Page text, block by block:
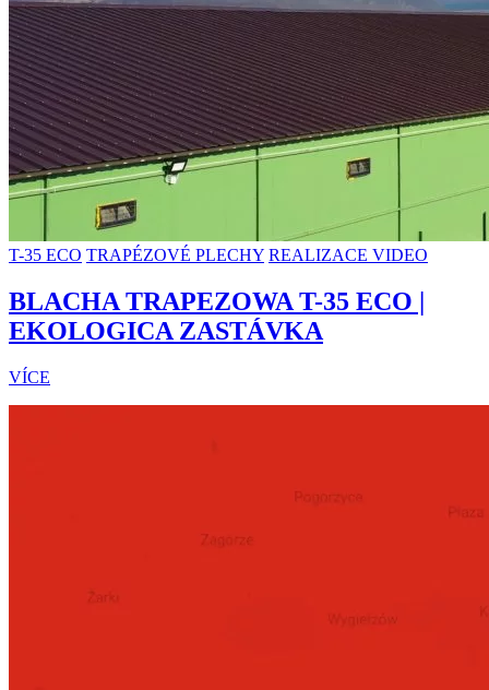
T-35 ECO TRAPÉZOVÉ PLECHY REALIZACE VIDEO
BLACHA TRAPEZOWA T-35 ECO |
EKOLOGICA ZASTÁVKA
VÍCE